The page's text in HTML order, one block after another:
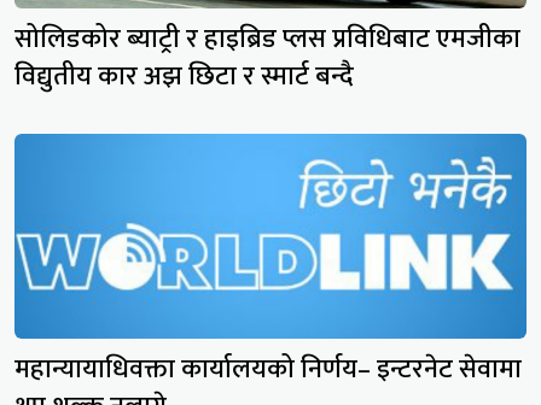
सोलिडकोर ब्याट्री र हाइब्रिड प्लस प्रविधिबाट एमजीका
विद्युतीय कार अझ छिटा र स्मार्ट बन्दै
महान्यायाधिवक्ता कार्यालयको निर्णय– इन्टरनेट सेवामा